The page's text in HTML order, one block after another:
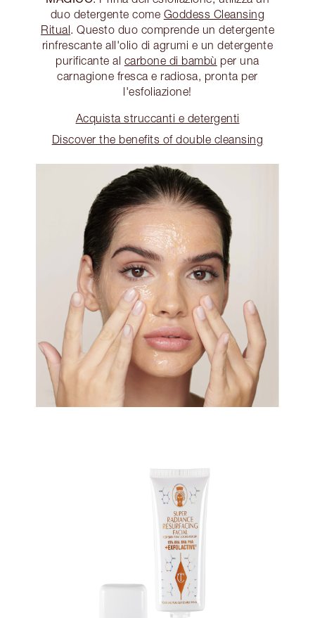
duo detergente come Goddess Cleansing
Ritual. Questo duo comprende un detergente
rinfrescante all'olio di agrumi e un detergente
purificante al carbone di bambù per una
carnagione fresca e radiosa, pronta per
l'esfoliazione!
Acquista struccanti e detergenti
Discover the benefits of double cleansing